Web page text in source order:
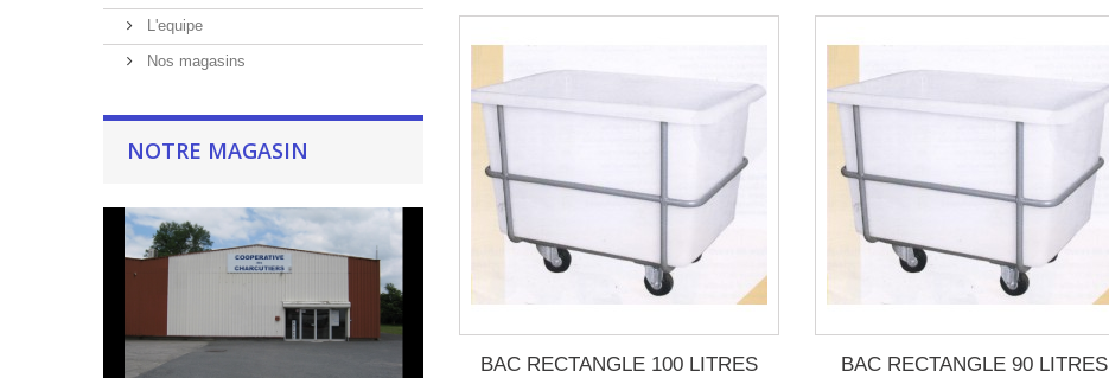
L'equipe
Nos magasins
NOTRE MAGASIN
BAC RECTANGLE 100 LITRES
BAC RECTANGLE 90 LITRES